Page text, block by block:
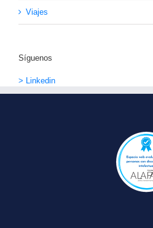
Viajes
Síguenos
> Linkedin